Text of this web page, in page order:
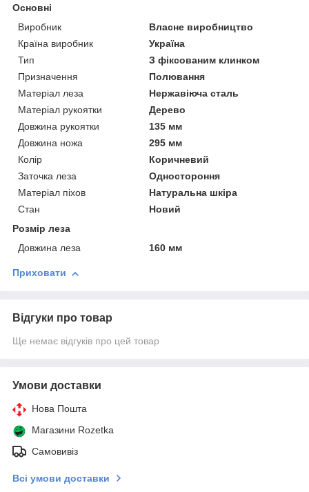
Основні
Виробник
Власне виробництво
Країна виробник
Україна
Тип
З фіксованим клинком
Призначення
Полювання
Матеріал леза
Нержавіюча сталь
Матеріал рукоятки
Дерево
Довжина рукоятки
135 мм
Довжина ножа
295 мм
Колір
Коричневий
Заточка леза
Одностороння
Матеріал піхов
Натуральна шкіра
Стан
Новий
Розмір леза
Довжина леза
160 мм
Приховати
Відгуки про товар
Ще немає відгуків про цей товар
Умови доставки
Нова Пошта
Магазини Rozetka
Самовивіз
Всі умови доставки